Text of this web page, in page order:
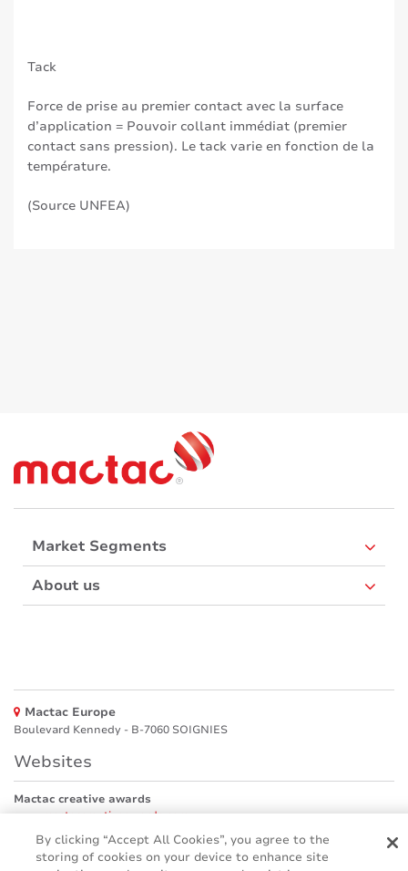
Tack
Force de prise au premier contact avec la surface
d’application = Pouvoir collant immédiat (premier
contact sans pression). Le tack varie en fonction de la
température.
(Source UNFEA)
Market Segments
About us
Mactac Europe
Boulevard Kennedy - B-7060 SOIGNIES
Websites
Mactac creative awards
www.mactaccreativeawards.com
By clicking “Accept All Cookies”, you agree to the
storing of cookies on your device to enhance site